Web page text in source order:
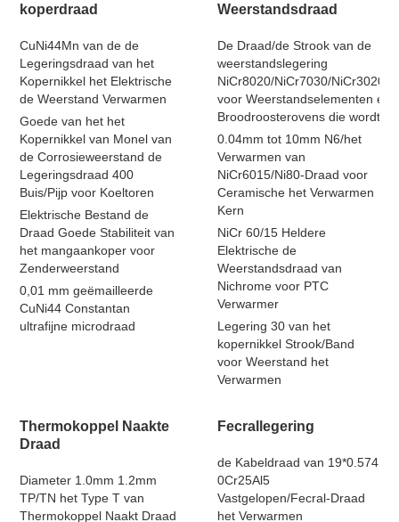
koperdraad
CuNi44Mn van de de
Legeringsdraad van het
Kopernikkel het Elektrische
de Weerstand Verwarmen
Goede van het het
Kopernikkel van Monel van
de Corrosieweerstand de
Legeringsdraad 400
Buis/Pijp voor Koeltoren
Elektrische Bestand de
Draad Goede Stabiliteit van
het mangaankoper voor
Zenderweerstand
0,01 mm geëmailleerde
CuNi44 Constantan
ultrafijne microdraad
Weerstandsdraad
De Draad/de Strook van de
weerstandslegering
NiCr8020/NiCr7030/NiCr3020/
voor Weerstandselementen en
Broodroosterovens die wordt
0.04mm tot 10mm N6/het
Verwarmen van
NiCr6015/Ni80-Draad voor
Ceramische het Verwarmen
Kern
NiCr 60/15 Heldere
Elektrische de
Weerstandsdraad van
Nichrome voor PTC
Verwarmer
Legering 30 van het
kopernikkel Strook/Band
voor Weerstand het
Verwarmen
Thermokoppel Naakte
Draad
Diameter 1.0mm 1.2mm
TP/TN het Type T van
Thermokoppel Naakt Draad
Fecrallegering
de Kabeldraad van 19*0.574
0Cr25Al5
Vastgelopen/Fecral-Draad
het Verwarmen